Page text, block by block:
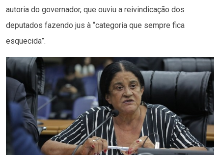
autoria do governador, que ouviu a reivindicação dos
deputados fazendo jus à “categoria que sempre fica
esquecida”.